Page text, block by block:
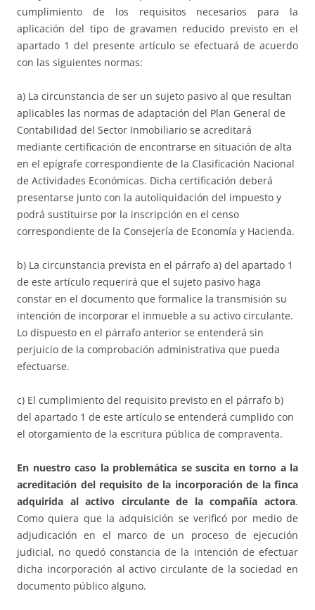
cumplimiento de los requisitos necesarios para la
aplicación del tipo de gravamen reducido previsto en el
apartado 1 del presente artículo se efectuará de acuerdo
con las siguientes normas:
a) La circunstancia de ser un sujeto pasivo al que resultan
aplicables las normas de adaptación del Plan General de
Contabilidad del Sector Inmobiliario se acreditará
mediante certificación de encontrarse en situación de alta
en el epígrafe correspondiente de la Clasificación Nacional
de Actividades Económicas. Dicha certificación deberá
presentarse junto con la autoliquidación del impuesto y
podrá sustituirse por la inscripción en el censo
correspondiente de la Consejería de Economía y Hacienda.
b) La circunstancia prevista en el párrafo a) del apartado 1
de este artículo requerirá que el sujeto pasivo haga
constar en el documento que formalice la transmisión su
intención de incorporar el inmueble a su activo circulante.
Lo dispuesto en el párrafo anterior se entenderá sin
perjuicio de la comprobación administrativa que pueda
efectuarse.
c) El cumplimiento del requisito previsto en el párrafo b)
del apartado 1 de este artículo se entenderá cumplido con
el otorgamiento de la escritura pública de compraventa.
En nuestro caso la problemática se suscita en torno a la
acreditación del requisito de la incorporación de la finca
adquirida al activo circulante de la compañía actora.
Como quiera que la adquisición se verificó por medio de
adjudicación en el marco de un proceso de ejecución
judicial, no quedó constancia de la intención de efectuar
dicha incorporación al activo circulante de la sociedad en
documento público alguno.